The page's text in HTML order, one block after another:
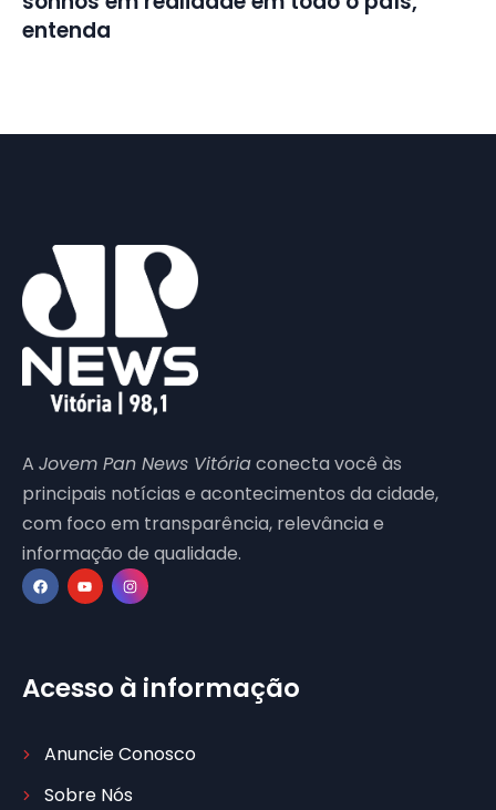
entenda
A Jovem Pan News Vitóriaconecta você às
principais notícias e acontecimentos da cidade,
com foco em transparência, relevância e
informação de qualidade.
Acesso à informação
Anuncie Conosco
Sobre Nós